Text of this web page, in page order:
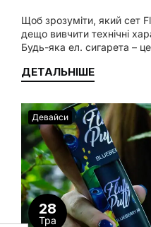
Щоб зрозуміти, який сет
дещо вивчити технічні
Будь-яка ел. сигарета –
ДЕТАЛЬНІШЕ
28
Тра
Девайси